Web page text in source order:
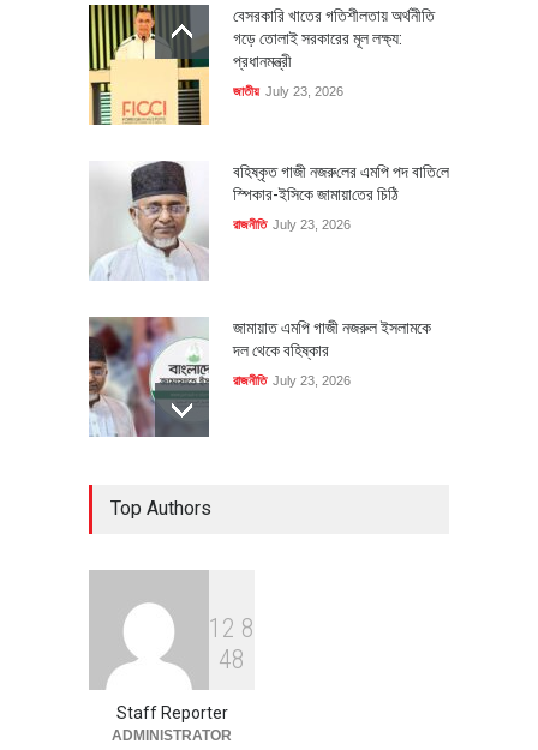
বেসরকারি খাতের গতিশীলতায় অর্থনীতি
গড়ে তোলাই সরকারের মূল লক্ষ্য:
প্রধানমন্ত্রী
জাতীয় July 23, 2026
বহিষ্কৃত গাজী নজরু‌লের এম‌পি পদ বা‌তি‌লে
স্পিকার-ইসিকে জামায়া‌তের চি‌ঠি
রাজনীতি July 23, 2026
জামায়াত এমপি গাজী নজরুল ইসলামকে
দল থেকে বহিষ্কার
রাজনীতি July 23, 2026
বৈশ্বিক প্রতিযোগিতা সক্ষমতা বাড়াতে
পোশাক শিল্পে নতুন উদ্যোগ
Top Authors
1 2 8
48
Staff Reporter
ADMINISTRATOR